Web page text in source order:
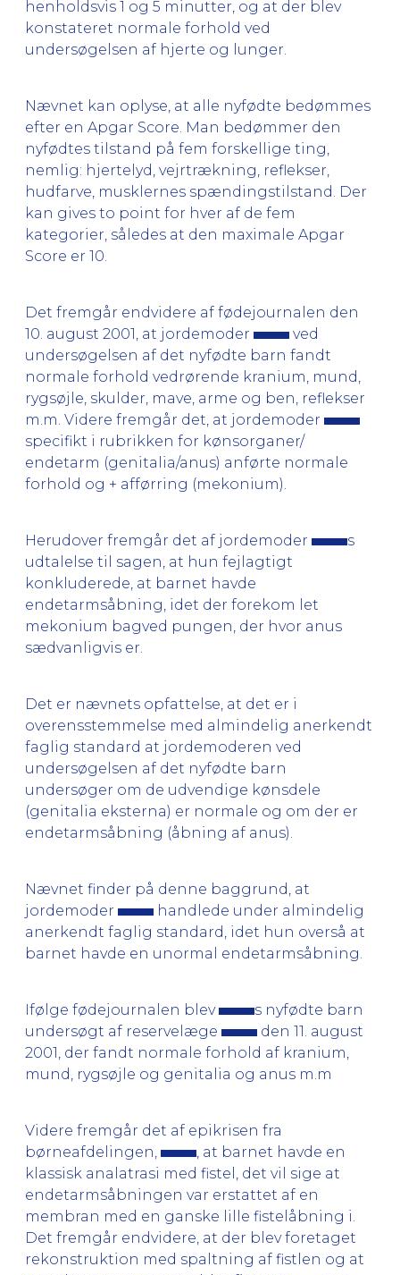
henholdsvis 1 og 5 minutter, og at der blev
konstateret normale forhold ved
undersøgelsen af hjerte og lunger.
Nævnet kan oplyse, at alle nyfødte bedømmes
efter en Apgar Score. Man bedømmer den
nyfødtes tilstand på fem forskellige ting,
nemlig: hjertelyd, vejrtrækning, reflekser,
hudfarve, musklernes spændingstilstand. Der
kan gives to point for hver af de fem
kategorier, således at den maximale Apgar
Score er 10.
Det fremgår endvidere af fødejournalen den
10. august 2001, at jordemoder
ved
undersøgelsen af det nyfødte barn fandt
normale forhold vedrørende kranium, mund,
rygsøjle, skulder, mave, arme og ben, reflekser
m.m. Videre fremgår det, at jordemoder
specifikt i rubrikken for kønsorganer/
endetarm (genitalia/anus) anførte normale
forhold og + afførring (mekonium).
Herudover fremgår det af jordemoder
s
udtalelse til sagen, at hun fejlagtigt
konkluderede, at barnet havde
endetarmsåbning, idet der forekom let
mekonium bagved pungen, der hvor anus
sædvanligvis er.
Det er nævnets opfattelse, at det er i
overensstemmelse med almindelig anerkendt
faglig standard at jordemoderen ved
undersøgelsen af det nyfødte barn
undersøger om de udvendige kønsdele
(genitalia eksterna) er normale og om der er
endetarmsåbning (åbning af anus).
Nævnet finder på denne baggrund, at
jordemoder
handlede under almindelig
anerkendt faglig standard, idet hun overså at
barnet havde en unormal endetarmsåbning.
Ifølge fødejournalen blev
s nyfødte barn
undersøgt af reservelæge
den 11. august
2001, der fandt normale forhold af kranium,
mund, rygsøjle og genitalia og anus m.m
Videre fremgår det af epikrisen fra
børneafdelingen,
, at barnet havde en
klassisk analatrasi med fistel, det vil sige at
endetarmsåbningen var erstattet af en
membran med en ganske lille fistelåbning i.
Det fremgår endvidere, at der blev foretaget
rekonstruktion med spaltning af fistlen og at